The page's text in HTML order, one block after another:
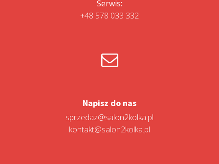
Serwis:
+48 578 033 332
Napisz do nas
sprzedaz@salon2kolka.pl
kontakt@salon2kolka.pl